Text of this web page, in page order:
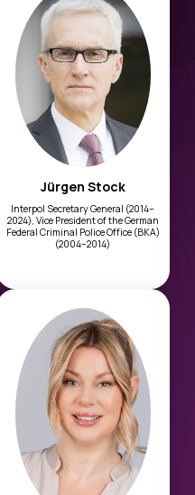
Jürgen Stock
Interpol Secretary General (2014–
2024), Vice President of the German
Federal Criminal Police Office (BKA)
(2004–2014)